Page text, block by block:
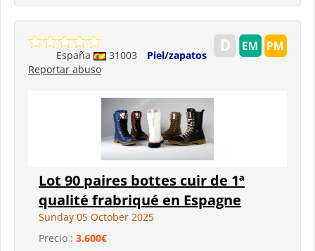
España 31003
Piel/zapatos
Reportar abuso
Lot 90 paires bottes cuir de 1ª
qualité frabriqué en Espagne
Sunday 05 October 2025
Precio : 3.600€